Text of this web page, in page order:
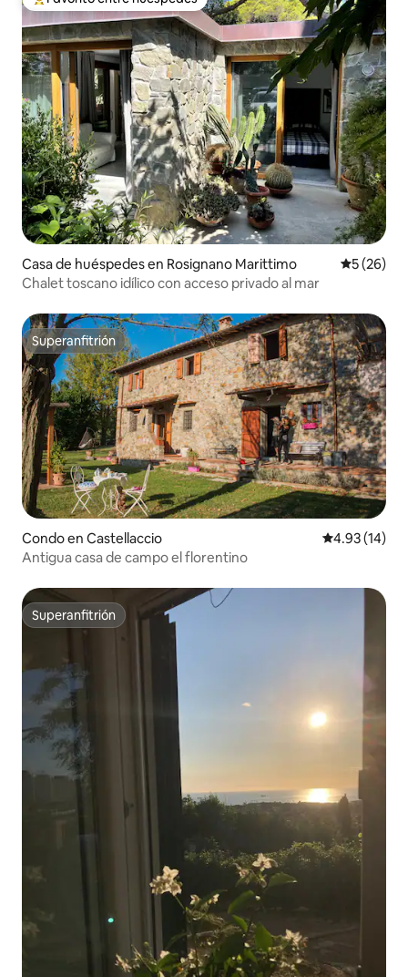
Favorito entre huéspedes preferido
Casa de huéspedes en Rosignano Marittimo
5 (26)
Chalet toscano idílico con acceso privado al mar
Superanfitrión
Superanfitrión
Condo en Castellaccio Calificación
4.93 (14)
Antigua casa de campo el florentino
Superanfitrión
Superanfitrión